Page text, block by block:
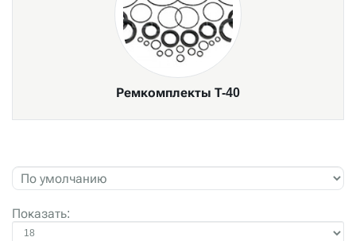
Ремкомплекты Т-40
Показать: